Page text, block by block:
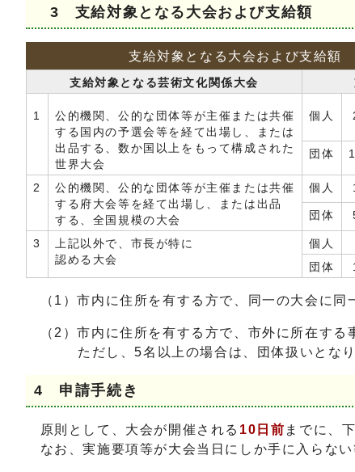
3 支給対象となる大会および支給額
支給対象となる大会および支給額
支給対象となる芸術文化関係大会
1
公的機関、公的な団体等が主催または共催
する国内の予選会等を経て出場し、または
出品する、数か国以上をもって構成された
世界大会
個人
団体
2
公的機関、公的な団体等が主催または共催
する府大会等を経て出場し、または出品
する、全国規模の大会
個人
団体
3
上記以外で、市長が特に
認める大会
個人
団体
（1）市内に住所を有する方で、同一の大会に同
（2）市内に住所を有する方で、市外に所在する
ただし、5名以上の場合は、団体扱いとなり
4 申請手続き
原則として、大会が開催される 10日前 までに、
なお、実施要項等が大会当日にしか手に入らな